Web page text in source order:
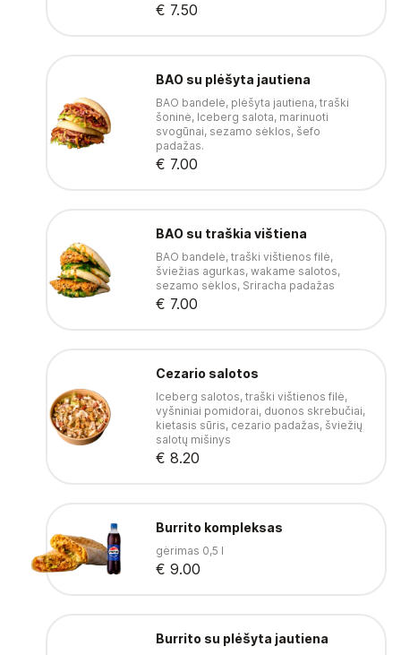
€ 7.50
BAO su plėšyta jautiena
BAO bandelė, plėšyta jautiena, traški
šoninė, Iceberg salota, marinuoti
svogūnai, sezamo sėklos, šefo
padažas.
€ 7.00
BAO su traškia vištiena
BAO bandelė, traški vištienos filė,
šviežias agurkas, wakame salotos,
sezamo sėklos, Sriracha padažas
€ 7.00
Cezario salotos
Iceberg salotos, traški vištienos filė,
vyšniniai pomidorai, duonos skrebučiai,
kietasis sūris, cezario padažas, šviežių
salotų mišinys
€ 8.20
Burrito kompleksas
gėrimas 0,5 l
€ 9.00
Burrito su plėšyta jautiena